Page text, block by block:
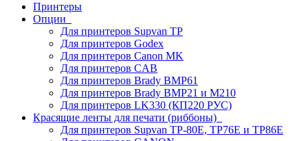
Принтеры
Опции
Для принтеров Supvan TP
Для принтеров Godex
Для принтеров Canon MK
Для принтеров CAB
Для принтеров Brady BMP61
Для принтеров Brady BMP21 и M210
Для принтеров LK330 (КП220 РУС)
Красящие ленты для печати (риббоны)
Для принтеров Supvan TP-80E, TP76E и TP86E